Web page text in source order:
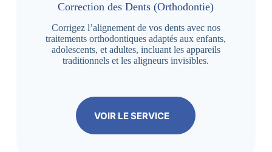
Correction des Dents (Orthodontie)
Corrigez l’alignement de vos dents avec nos
traitements orthodontiques adaptés aux enfants,
adolescents, et adultes, incluant les appareils
traditionnels et les aligneurs invisibles.
VOIR LE SERVICE